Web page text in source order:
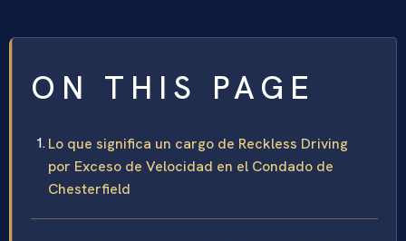
ON THIS PAGE
Lo que significa un cargo de Reckless Driving
por Exceso de Velocidad en el Condado de
Chesterfield